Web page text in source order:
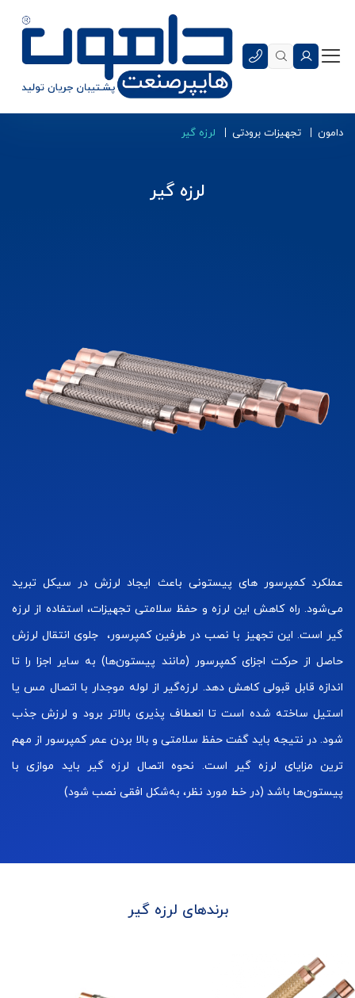
دامون تجهیزات برودتی لرزه گیر
لرزه گیر
عملکرد کمپرسور های پیستونی باعث ایجاد لرزش در سیکل تبرید
می‌شود. راه کاهش این لرزه و حفظ سلامتی تجهیزات، استفاده از لرزه
گیر است. این تجهیز با نصب در طرفین کمپرسور، جلوی انتقال لرزش
حاصل از حرکت اجزای کمپرسور (مانند پیستون‌ها) به سایر اجزا را تا
اندازه قابل قبولی کاهش دهد. لرزه‌گیر از لوله موجدار با اتصال مس یا
استیل ساخته شده است تا انعطاف پذیری بالاتر برود و لرزش جذب
شود. در نتیجه باید گفت حفظ سلامتی و بالا بردن عمر کمپرسور از مهم
ترین مزایای لرزه گیر است. نحوه اتصال لرزه گیر باید موازی با
پیستون‌ها باشد (در خط مورد نظر، به‌شکل افقی نصب شود)
برندهای لرزه گیر